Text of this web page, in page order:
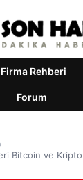
Firma Rehberi
Forum
›
Bitcoin ve